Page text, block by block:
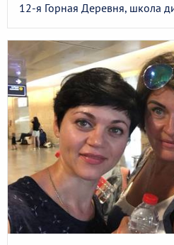
12-я Горная Деревня, школа